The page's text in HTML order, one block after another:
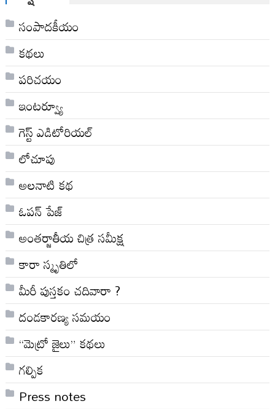
సంపాదకీయం
కథలు
పరిచయం
ఇంటర్వ్యూ
గెస్ట్ ఎడిటోరియల్
లోచూపు
అల‌నాటి క‌థ‌
ఓపన్ పేజ్
అంతర్జాతీయ చిత్ర సమీక్ష
కారా స్మృతిలో
మీరీ పుస్తకం చదివారా ?
దండకారణ్య సమయం
“మెట్రో జైలు” కథలు
గల్పిక
Press notes